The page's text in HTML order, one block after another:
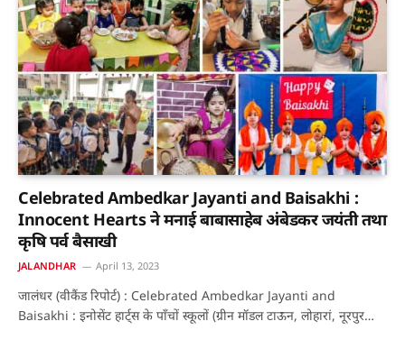
Celebrated Ambedkar Jayanti and Baisakhi :
Innocent Hearts ने मनाई बाबासाहेब अंबेडकर जयंती तथा
कृषि पर्व बैसाखी
JALANDHAR April 13, 2023
जालंधर (वीकैंड रिपोर्ट) : Celebrated Ambedkar Jayanti and
Baisakhi : इनोसेंट हार्ट्स के पाँचों स्कूलों (ग्रीन मॉडल टाऊन, लोहारां, नूरपुर…